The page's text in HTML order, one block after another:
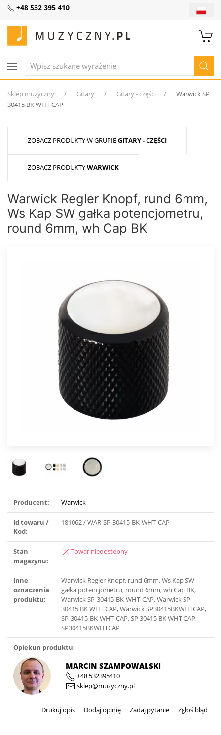
+48 532 395 410
Sklep muzyczny Gitary Gitary - części
Warwick SP
30415 BK WHT CAP
ZOBACZ PRODUKTY W GRUPIEGITARY - CZĘŚCI
ZOBACZ PRODUKTYWARWICK
Warwick Regler Knopf, rund 6mm,
Ws Kap SW gałka potencjometru,
round 6mm, wh Cap BK
Producent: Warwick
Id towaru /
Kod:
181062 / WAR-SP-30415-BK-WHT-CAP
Stan
magazynu:
Towar niedostępny
Inne
oznaczenia
produktu:
Warwick Regler Knopf, rund 6mm, Ws Kap SW
gałka potencjometru, round 6mm, wh Cap BK,
Warwick SP-30415-BK-WHT-CAP, Warwick SP
30415 BK WHT CAP, Warwick SP30415BKWHTCAP,
SP-30415-BK-WHT-CAP, SP 30415 BK WHT CAP,
SP30415BKWHTCAP
Opiekun produktu:
MARCIN SZAMPOWALSKI
+48 532395410
sklep@muzyczny.pl
Drukuj opis Dodaj opinię Zadaj pytanie Zgłoś błąd